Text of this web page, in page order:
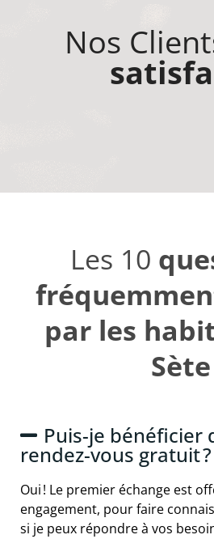
Nos
Les 10
par les
Sète
Puis-je bénéficier
rendez-vous gratuit ?
Oui ! Le premier échange est
engagement, pour faire
si je peux répondre à vos